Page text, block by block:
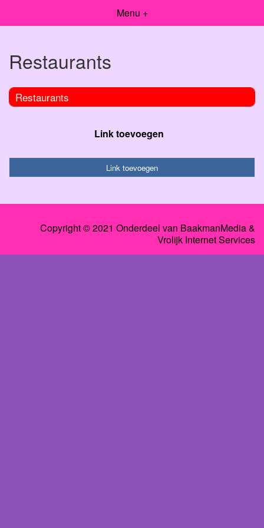
Menu +
Restaurants
Restaurants
Link toevoegen
Link toevoegen
Copyright © 2021 Onderdeel van BaakmanMedia&
Vrolijk Internet Services